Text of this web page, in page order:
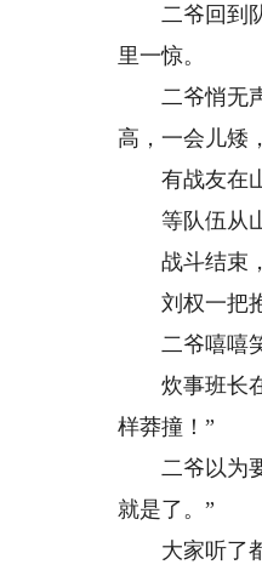
二爷回到队
里一惊。
二爷悄无声
高，一会儿矮
有战友在山
等队伍从山
战斗结束，
刘权一把抱
二爷嘻嘻笑
炊事班长在
样莽撞！”
二爷以为要
就是了。”
大家听了都